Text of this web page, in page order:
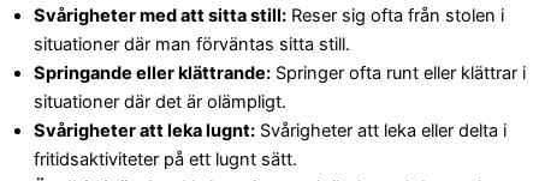
Svårigheter med att sitta still: Reser sig ofta från stolen i
situationer där man förväntas sitta still.
Springande eller klättrande: Springer ofta runt eller klättrar i
situationer där det är olämpligt.
Svårigheter att leka lugnt: Svårigheter att leka eller delta i
fritidsaktiviteter på ett lugnt sätt.